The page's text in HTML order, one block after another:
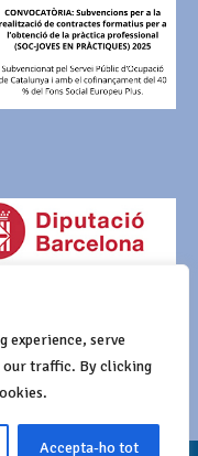
experience, serve
our traffic. By clicking
Accepta-ho tot